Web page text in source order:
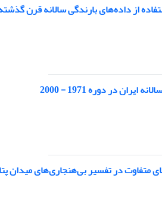
از داده‌های بارندگی سالانه قرن
متفاوت در تفسیر بی‌هنجاری‌های میدان